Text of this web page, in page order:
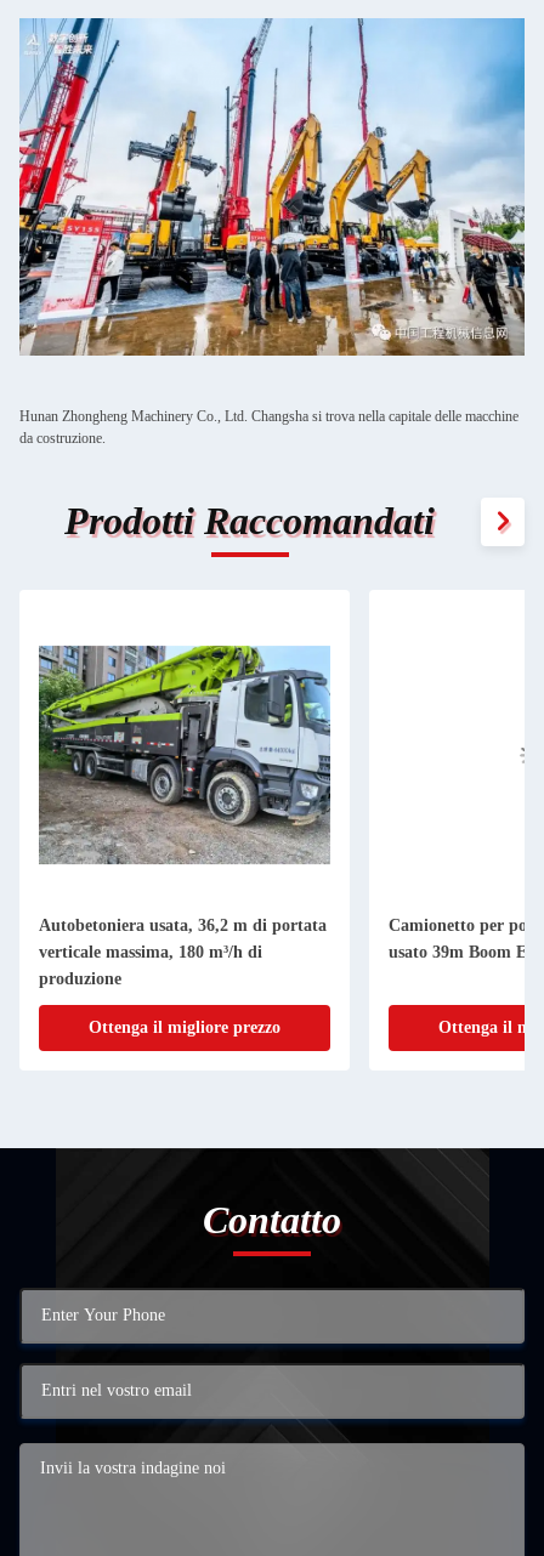
Hunan Zhongheng Machinery Co., Ltd. Changsha si trova nella capitale delle macchine
da costruzione.
Prodotti Raccomandati
Autobetoniera usata, 36,2 m di portata
verticale massima, 180 m³/h di
produzione
Ottenga il migliore prezzo
Camionetto per
usato 39m Boom
Ottenga il
Contatto